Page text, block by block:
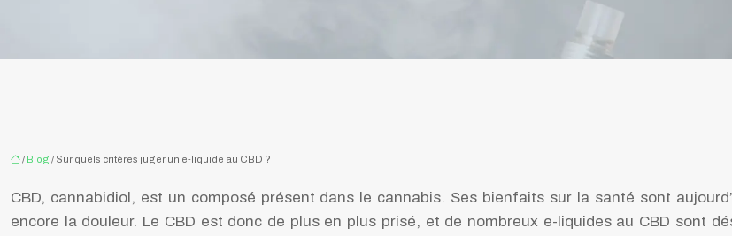
/ Blog / Sur quels critères juger un e-liquide au CBD ?
CBD, cannabidiol, est un composé présent dans le cannabis. Ses bienfaits sur la santé sont
encore la douleur. Le CBD est donc de plus en plus prisé, et de nombreux e-liquides au CBD sont